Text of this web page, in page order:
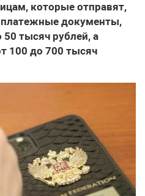
которые отправят,
платежные документы,
тысяч рублей, а
100 до 700 тысяч